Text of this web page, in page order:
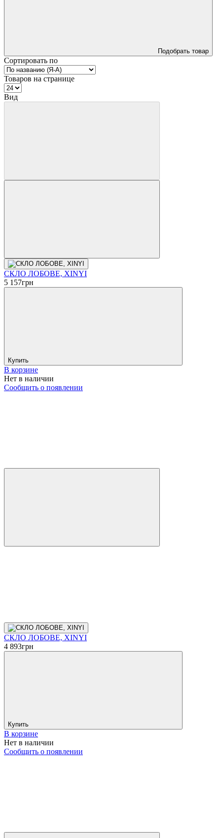
Подобрать товар
Сортировать по
Товаров на странице
Вид
СКЛО ЛОБОВЕ, XINYI
5 157грн
Купить
В корзине
Нет в наличии
Сообщить о появлении
СКЛО ЛОБОВЕ, XINYI
4 893грн
Купить
В корзине
Нет в наличии
Сообщить о появлении